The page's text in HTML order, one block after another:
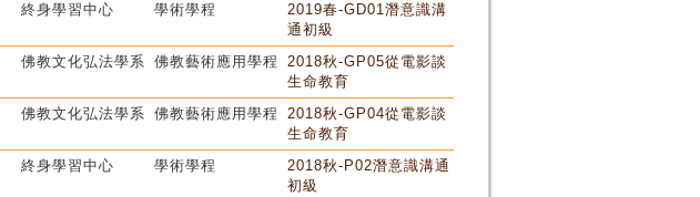
終身學習中心 學術學程
2019春-GD01潛意識溝
通初級
佛教文化弘法學系 佛教藝術應用學程
2018秋-GP05從電影談
生命教育
佛教文化弘法學系 佛教藝術應用學程
2018秋-GP04從電影談
生命教育
終身學習中心 學術學程
2018秋-P02潛意識溝通
初級